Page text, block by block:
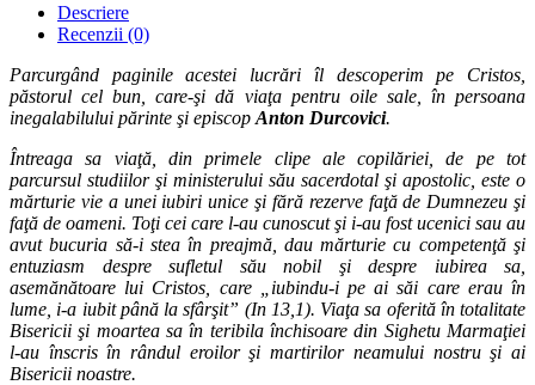
Descriere
Recenzii (0)
Parcurgând paginile acestei lucrări îl descoperim pe Cristos,
păstorul cel bun, care-şi dă viaţa pentru oile sale, în persoana
inegalabilului părinte şi episcop Anton Durcovici.
Întreaga sa viaţă, din primele clipe ale copilăriei, de pe tot
parcursul studiilor şi ministerului său sacerdotal şi apostolic, este o
mărturie vie a unei iubiri unice şi fără rezerve faţă de Dumnezeu şi
faţă de oameni. Toţi cei care l-au cunoscut şi i-au fost ucenici sau au
avut bucuria să-i stea în preajmă, dau mărturie cu competenţă şi
entuziasm despre sufletul său nobil şi despre iubirea sa,
asemănătoare lui Cristos, care „iubindu-i pe ai săi care erau în
lume, i-a iubit până la sfârşit” (In 13,1). Viaţa sa oferită în totalitate
Bisericii şi moartea sa în teribila închisoare din Sighetu Marmaţiei
l-au înscris în rândul eroilor şi martirilor neamului nostru şi ai
Bisericii noastre.